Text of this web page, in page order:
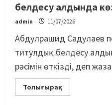
белдесу алдында көз
admin 11/07/2026
Абдулрашид Садулаев
титулдық белдесу
рәсімін өткізді, деп
Толығырақ